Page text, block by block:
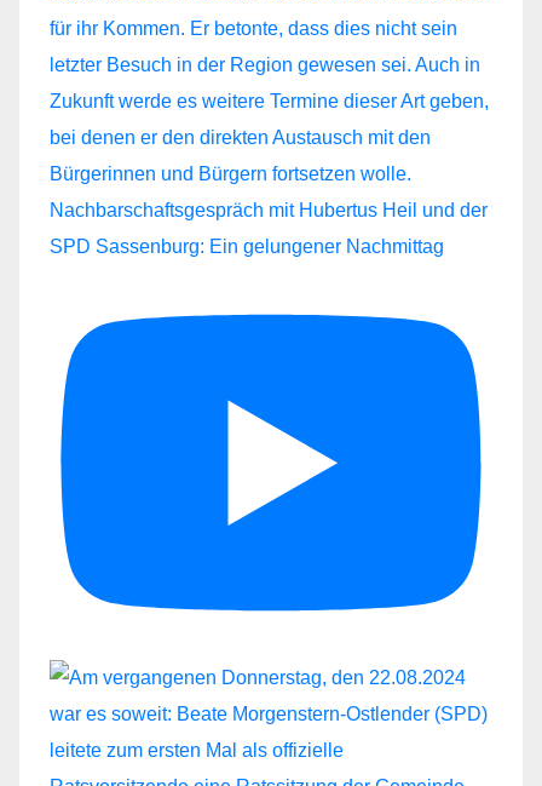
Nachbarschaftsgespräch mit Hubertus Heil und der
SPD Sassenburg: Ein gelungener Nachmittag